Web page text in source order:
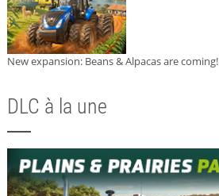
New expansion: Beans & Alpacas are coming!
DLC à la une